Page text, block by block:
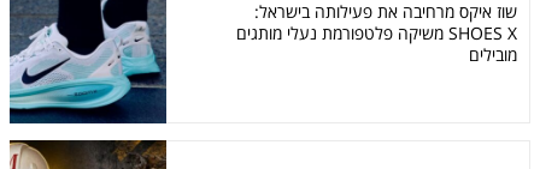
שוז איקס מרחיבה את פעילותה בישראל:
SHOES X משיקה פלטפורמת נעלי מותגים
מובילים